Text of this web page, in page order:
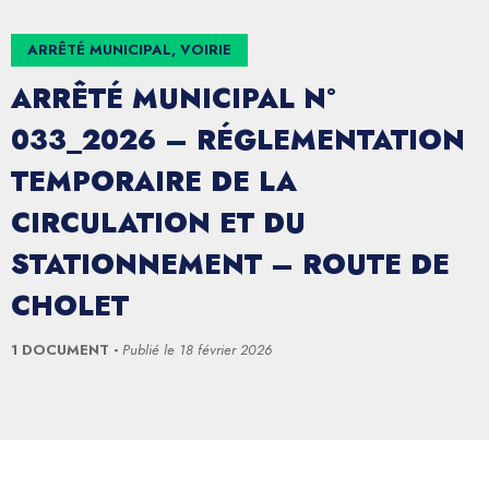
ARRÊTÉ MUNICIPAL, VOIRIE
ARRÊTÉ MUNICIPAL N°
033_2026 – RÉGLEMENTATION
TEMPORAIRE DE LA
CIRCULATION ET DU
STATIONNEMENT – ROUTE DE
CHOLET
1 DOCUMENT Publié le 18 février 2026